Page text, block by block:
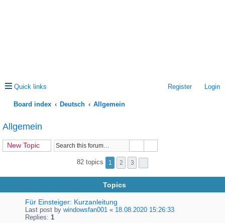
Quick links Login
Register
Board index Deutsch
Allgemein
Allgemein
New Topic
82 topics 1 2 3
Topics
Für Einsteiger: Kurzanleitung
Last post by windowsfan001 « 18.08.2020 15:26:33
Replies: 1